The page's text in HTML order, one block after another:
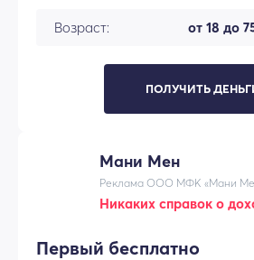
Возраст: от 18 до
ПОЛУЧИТЬ
Мани Мен
Реклама ООО МФК «Мани
Никаких справок о
Первый бесплатно